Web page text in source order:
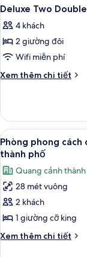
Room
Lagoon
View
tất
cả
ảnh
Deluxe
Two
With
Lagoon
View
3
Deluxe Two
4 khách
2 giường đôi
Wifi miễn phí
Xem thêm chi tiết
Chi
Deluxe
Two
Double
Room
Lagoon
View
Xem
tất
cả
ảnh
Phòng
phong
cách
cổ
9
Phòng phong cách
thành phố
Quang cảnh
28 mét vuông
2 khách
1 giường cỡ king
Xem thêm chi tiết
Chi